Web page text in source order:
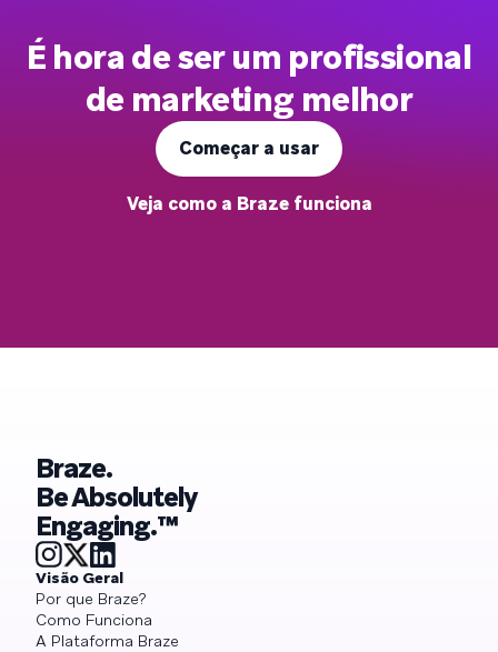
É hora de ser um profissional
de marketing melhor
Começar a usar
Veja como a Braze funciona
Braze.
Be Absolutely
Engaging.™
Visão Geral
Por que Braze?
Como Funciona
A Plataforma Braze